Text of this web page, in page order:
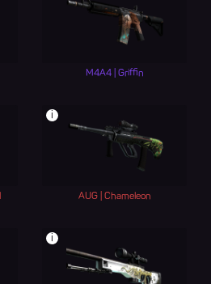
M4A4 | Griffin
i
AUG | Chameleon
i